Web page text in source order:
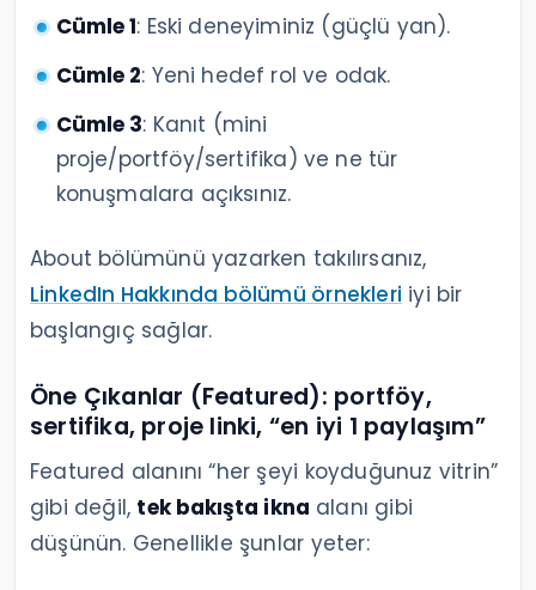
Cümle 1: Eski deneyiminiz (güçlü yan).
Cümle 2: Yeni hedef rol ve odak.
Cümle 3: Kanıt (mini
proje/portföy/sertifika) ve ne tür
konuşmalara açıksınız.
About bölümünü yazarken takılırsanız,
LinkedIn Hakkında bölümü örnekleri iyi bir
başlangıç sağlar.
Öne Çıkanlar (Featured): portföy,
sertifika, proje linki, “en iyi 1 paylaşım”
Featured alanını “her şeyi koyduğunuz vitrin”
gibi değil, tek bakışta ikna alanı gibi
düşünün. Genellikle şunlar yeter: